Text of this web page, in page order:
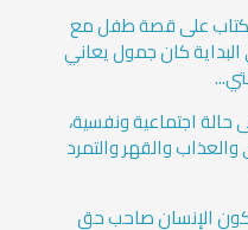
على قصة طفل مع
كان جمول يعاني
اجتماعية ونفسية،
والقهر والتمرد
الإنسان صاحب حق